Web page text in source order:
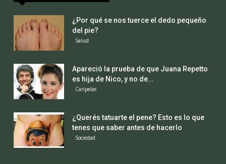
¿Por qué se nos tuerce el dedo pequeño
del pie?
Salud
Apareció la prueba de que Juana Repetto
es hija de Nico, y no de...
Caripelas
¿Querés tatuarte el pene? Esto es lo que
tenes que saber antes de hacerlo
Sociedad